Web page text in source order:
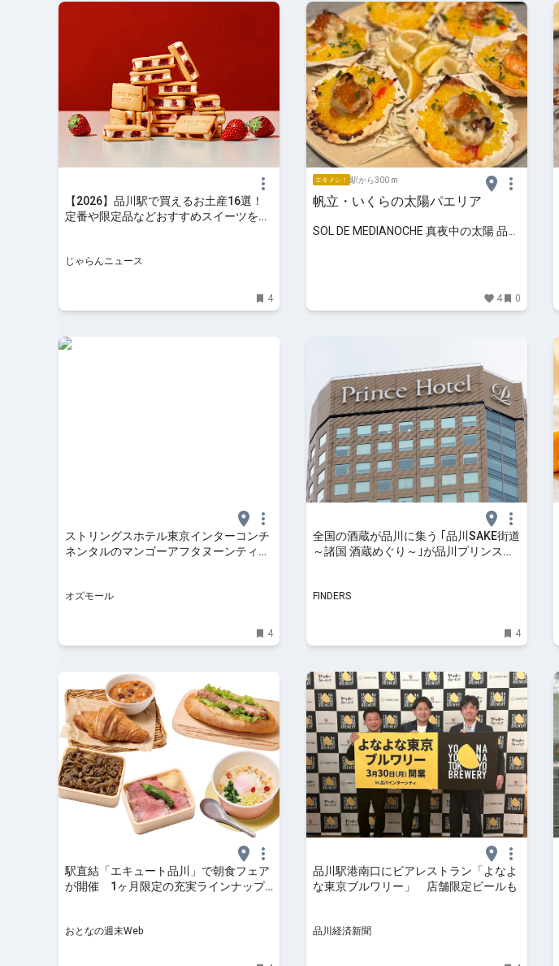
【2026】品川駅で買えるお土産16選！
定番や限定品などおすすめスイーツを紹
じゃらんニュース
4
エキメシ！ 駅から300 m
帆立・いくらの太陽パエリア
SOL DE MEDIANOCHE 真夜中の太陽 品川
4 0
ストリングスホテル東京インターコンチ
ネンタルのマンゴーアフタヌーンティ
オズモール
4
全国の酒蔵が品川に集う ｢品川SAKE街道
～諸国 酒蔵めぐり～｣が品川プリンスホ
FINDERS
4
駅直結「エキュート品川」で朝食フェア
が開催 1ヶ月限定の充実ラインナップ
おとなの週末Web
品川駅港南口にビアレストラン「よなよ
な東京ブルワリー」 店舗限定ビールも
品川経済新聞